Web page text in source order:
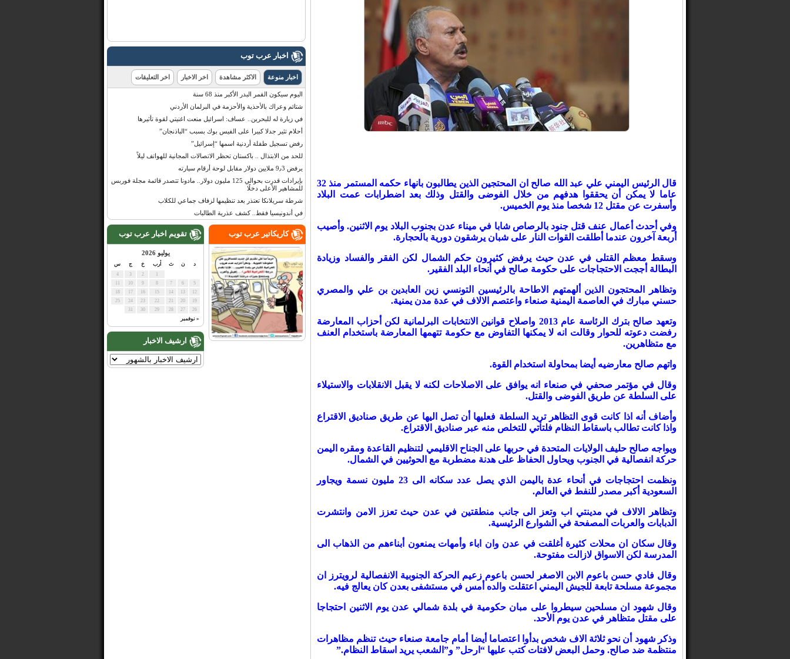
قال الرئيس اليمني علي عبد الله صالح ان المحتجين الذين يطالبون بانهاء حكمه المستمر منذ 32
عاما لا يمكن أن يحققوا هدفهم من خلال الفوضى والقتل وذلك بعد اضطرابات عمت البلاد
وأسفرت عن مقتل 12 شخصا منذ يوم الخميس.
وفي أحدث أعمال عنف قتل جنود بالرصاص شابا في ميناء عدن بجنوب البلاد يوم الاثنين. وأصيب
أربعة آخرون عندما أطلقت القوات النار على شبان يرشقون دورية بالحجارة.
وسقط معظم القتلى في عدن حيث يرفض كثيرون حكم الشمال لكن الفقر والفساد وزيادة
البطالة أججت الاحتجاجات على حكومة صالح في أنحاء البلد الفقير.
وتظاهر المحتجون الذين ألهمتهم الاطاحة بالرئيسين التونسي زين العابدين بن علي والمصري
حسني مبارك في العاصمة اليمنية صنعاء واعتصم الالاف في عدة مدن يمنية.
وتعهد صالح بترك الرئاسة عام 2013 واصلاح قوانين الانتخابات البرلمانية لكن أحزاب المعارضة
رفضت دعوته للحوار وقالت انه لا يمكنها التفاوض مع حكومة تتهمها المعارضة باستخدام العنف
مع متظاهرين.
واتهم صالح معارضيه أيضا بمحاولة استخدام القوة.
وقال في مؤتمر صحفي في صنعاء انه يوافق على الاصلاحات لكنه لا يقبل الانقلابات والاستيلاء
على السلطة عن طريق الفوضى والقتل.
وأضاف أنه اذا كانت قوى التظاهر تريد السلطة فعليها أن تصل اليها عن طريق صناديق الاقتراع
واذا كانت تطالب باسقاط النظام فلتأتي للتخلص منه عبر صناديق الاقتراع.
ويواجه صالح حليف الولايات المتحدة في حربها على الجناح الاقليمي لتنظيم القاعدة ومقره اليمن
حركة انفصالية في الجنوب ويحاول الحفاظ على هدنة مضطربة مع الحوثيين في الشمال.
ونظمت احتجاجات في أنحاء عدة باليمن الذي يصل عدد سكانه الى 23 مليون نسمة ويجاور
السعودية أكبر مصدر للنفط في العالم.
وتظاهر الالاف في مدينتي اب وتعز الى جانب منطقتين في عدن حيث تعزز الامن وانتشرت
الدبابات والعربات المصفحة في الشوارع الرئيسية.
وقال سكان ان محلات كثيرة أغلقت في عدن وان اباء وأمهات يمنعون أبناءهم من الذهاب الى
المدرسة لكن الاسواق لازالت مفتوحة.
وقال فادي حسن باعوم الابن الاصغر لحسن باعوم زعيم الحركة الجنوبية الانفصالية لرويترز ان
مجموعة مسلحة تابعة للجيش اليمني اعتقلت والده أمس في مستشفى بعدن كان يعالج فيه.
وقال شهود ان مسلحين سيطروا على مبان حكومية في بلدة شمالي عدن يوم الاثنين احتجاجا
على مقتل متظاهر في عدن يوم الأحد.
وذكر شهود أن نحو ثلاثة الاف شخص بدأوا اعتصاما أيضا أمام جامعة صنعاء حيث تنظم مظاهرات
منتظمة ضد صالح. وحمل البعض لافتات كتب عليها “ارحل” و”الشعب يريد اسقاط النظام.”
اخبار عرب توب
اخبار منوعة الاكثر مشاهدة اخر الاخبار اخر التعليقات
اليوم سيكون القمر البدر الأكبر منذ 68 سنة
شتائم وعراك بالأحذية والأحزمة في البرلمان الأردني
في زيارة له للبحرين.. عساف: اسرائيل منعت اغنيتي لقوة تأثيرها
أحلام تثير جدلا كبيرا على الفيس بوك بسبب “الباذنجان”
رفض تسجيل طفلة أردنية اسمها “إسرائيل”
للحد من الابتذال .. باكستان تحظر الاتصالات المجانية للهواتف ليلاً
يرفض 9٫3 ملايين دولار مقابل لوحة أرقام سيارته
بإيرادات قدرت بحوالي 125 مليون دولار.. مادونا تتصدر قائمة مجلة فوربس
للمشاهير الأعلى دخلًا
شرطة سريلانكا تعتذر بعد تنظيمها لزفاف جماعي للكلاب
في أندونيسيا فقط.. كشف عذرية الطالبات
تقويم اخبار عرب توب
يوليو 2026
د ن ث أرب خ ج س
« نوفمبر
2
3
4
5
6
7
8
9
10
12
13
14
15
16
17
18
19
20
21
22
23
24
25
26
27
28
29
30
31
ارشيف الاخبار
كاريكاتير عرب توب